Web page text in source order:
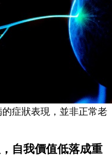
症狀表現，並非正常老
自我價值低落成重